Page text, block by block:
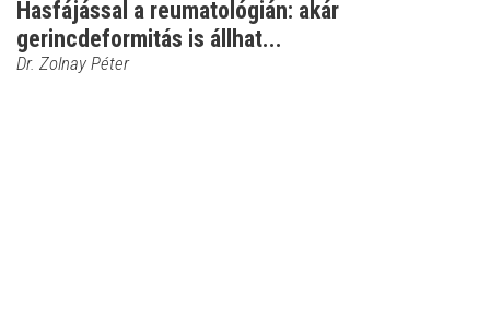
Hasfájással a reumatológián: akár
gerincdeformitás is állhat...
Dr. Zolnay Péter